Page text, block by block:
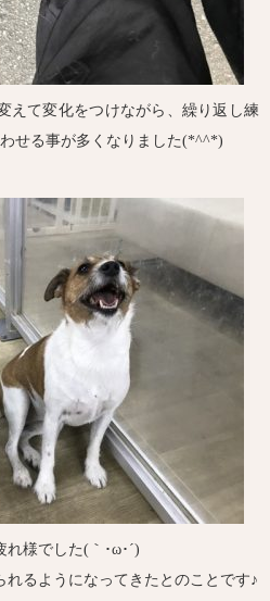
えて変化をつけながら、繰り返し練
せる事が多くなりました(*^^*)
様でした(｀･ω･´)ゞ
るようになってきたとのことです♪